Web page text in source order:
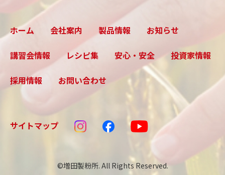
ホーム 会社案内 製品情報 お知らせ
講習会情報 レシピ集 安心・安全 投資家情報
採用情報 お問い合わせ
サイトマップ
©増田製粉所. All Rights Reserved.